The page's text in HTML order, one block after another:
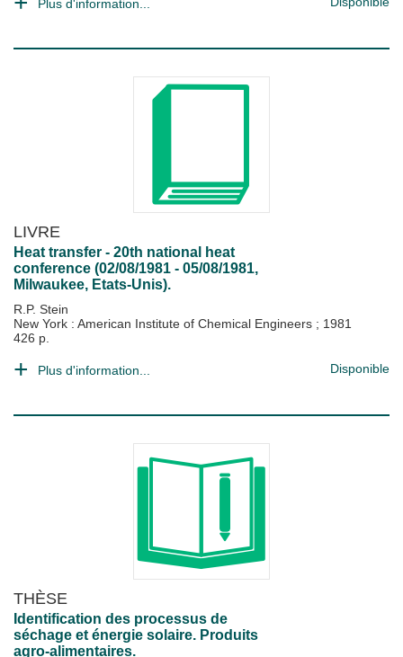
Plus d'information...
LIVRE
Heat transfer - 20th national heat
conference (02/08/1981 - 05/08/1981,
Milwaukee, Etats-Unis).
R.P. Stein
New York : American Institute of Chemical Engineers ; 1981
426 p.
Plus d'information... Disponible
THÈSE
Identification des processus de
séchage et énergie solaire. Produits
agro-alimentaires.